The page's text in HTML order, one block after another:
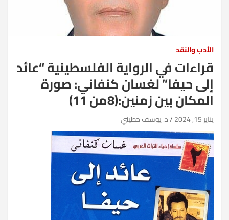
الأدب والنقد
قراءات في الرواية الفلسطينية “عائد
إلى حيفا” لغسان كنفاني: صورة
المكان بين زمنين:(8من 11)
يناير 15, 2024 د. يوسف حطيني